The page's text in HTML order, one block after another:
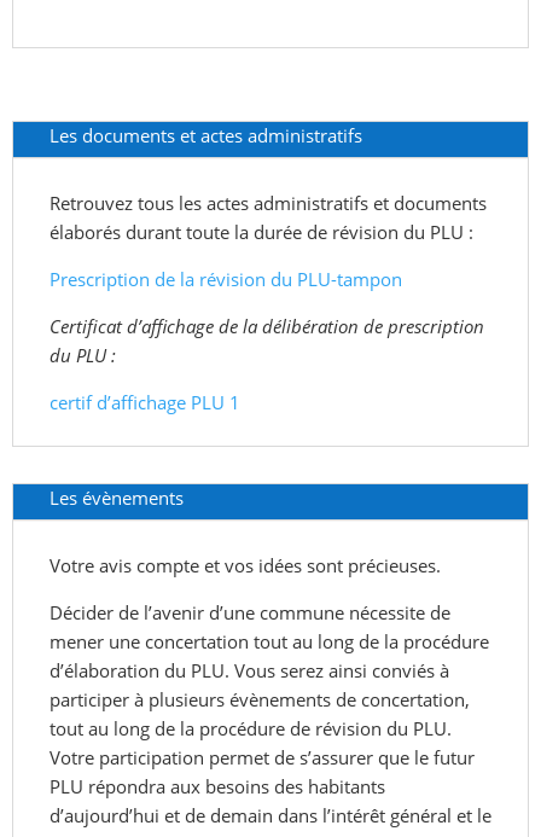
Les documents et actes administratifs
Retrouvez tous les actes administratifs et documents
élaborés durant toute la durée de révision du PLU :
Prescription de la révision du PLU-tampon
Certificat d’affichage de la délibération de prescription
du PLU :
certif d’affichage PLU 1
Les évènements
Votre avis compte et vos idées sont précieuses.
Décider de l’avenir d’une commune nécessite de
mener une concertation tout au long de la procédure
d’élaboration du PLU. Vous serez ainsi conviés à
participer à plusieurs évènements de concertation,
tout au long de la procédure de révision du PLU.
Votre participation permet de s’assurer que le futur
PLU répondra aux besoins des habitants
d’aujourd’hui et de demain dans l’intérêt général et le